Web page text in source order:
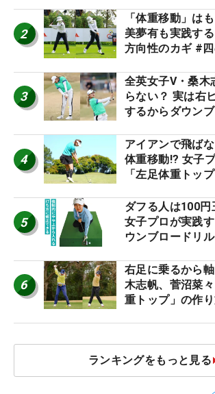
2
「体重移動」は
美夢有も実践す
方向性のカギ #
3
全英女子V・桑木
らない？ 実は右
するからダウン
4
アイアンで飛ば
体重移動!? 女子
「左足体重トッ
5
ダフる人は100円
女子プロが実践
ウンブロードリ
6
右足に乗るから
木志帆、菅沼菜
重トップ」の作
ランキングをもっと見る